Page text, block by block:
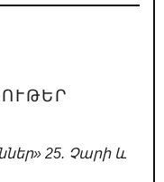
25. Չարի և